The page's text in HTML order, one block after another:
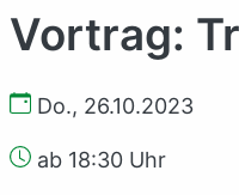
Vortrag:
Do., 26.10.2023
ab 18:30 Uhr